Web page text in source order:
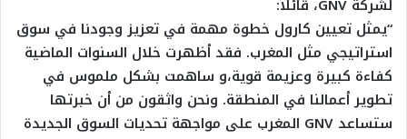
لشركة GNV، قائلاً:
“يمثل تعيين كارول خطوة مهمة في تعزيز وجودنا في سوق
استراتيجي مثل المغرب. فقد أظهرت خلال السنوات الماضية
كفاءة كبيرة وعزيمة قوية،و ساهمت بشكل ملموس في
تطوير أعمالنا في المنطقة. ونحن واثقون من أن خبرتها
ستساعد GNV المغرب على مواجهة تحديات السوق الجديدة